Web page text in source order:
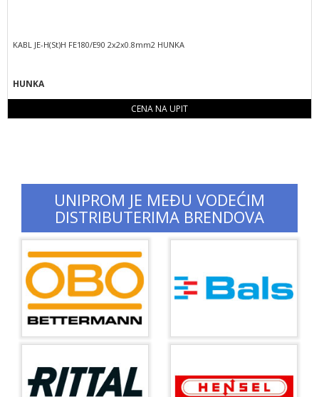
KABL JE-H(St)H FE180/E90 2x2x0.8mm2 HUNKA
HUNKA
CENA NA UPIT
UNIPROM JE MEĐU VODEĆIM
DISTRIBUTERIMA BRENDOVA